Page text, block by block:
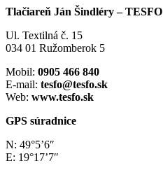
Tlačiareň Ján Šindléry – TESFO
Ul. Textilná č. 15
034 01 Ružomberok 5
Mobil: 0905 466 840
E-mail: tesfo@tesfo.sk
Web: www.tesfo.sk
GPS súradnice
N: 49°5’6″
E: 19°17’7″